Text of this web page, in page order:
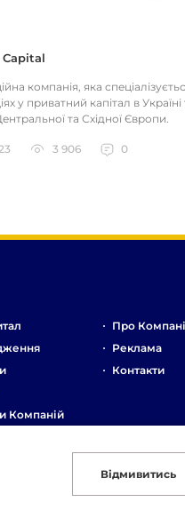
Capital
компанія, яка
у приватний капітал в Україні
та Східної Європи.
3 906 0
Компаній
Про
Реклама
Контакти
Відмивитись